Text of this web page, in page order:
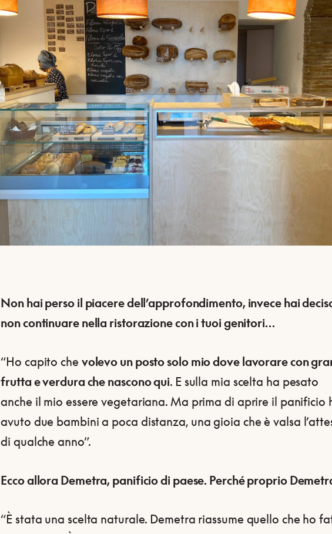
Non hai perso il piacere dell’approfondimento, invece hai
non continuare nella ristorazione con i tuoi genitori…
“Ho capito che volevo un posto solo mio dove lavorare con
frutta e verdura che nascono qui. E sulla mia scelta ha pesato
anche il mio essere vegetariana. Ma prima di aprire il panificio
avuto due bambini a poca distanza, una gioia che è valsa
di qualche anno”.
Ecco allora Demetra, panificio di paese. Perché proprio
“È stata una scelta naturale. Demetra riassume quello che ho